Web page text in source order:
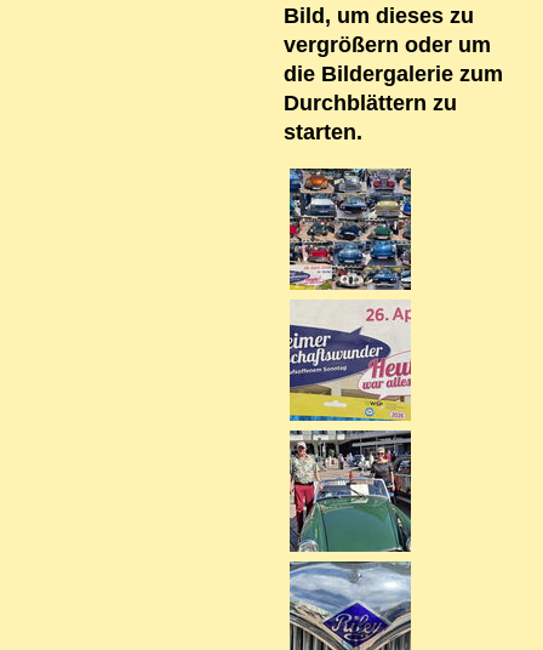
Bild, um dieses zu
vergrößern oder um
die Bildergalerie zum
Durchblättern zu
starten.